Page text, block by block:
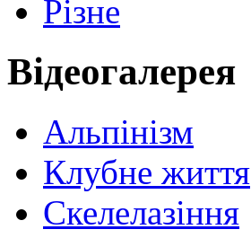
Різне
Відеогалерея
Альпінізм
Клубне життя
Скелелазіння